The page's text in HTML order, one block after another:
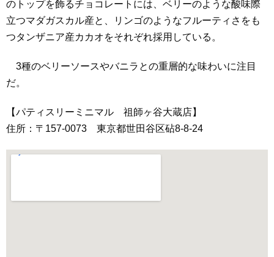
のトップを飾るチョコレートには、ベリーのような酸味際
立つマダガスカル産と、リンゴのようなフルーティさをも
つタンザニア産カカオをそれぞれ採用している。
3種のベリーソースやバニラとの重層的な味わいに注目
だ。
【パティスリーミニマル 祖師ヶ谷大蔵店】
住所：〒157-0073 東京都世田谷区砧8‐8‐24